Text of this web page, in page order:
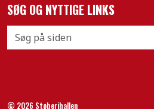
SØG OG NYTTIGE LINKS
© 2026 Støberihallen